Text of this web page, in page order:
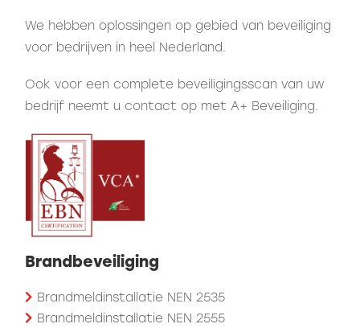
We hebben oplossingen op gebied van beveiliging
voor bedrijven in heel Nederland.
Ook voor een complete beveiligingsscan van uw
bedrijf neemt u contact op met A+ Beveiliging.
Brandbeveiliging
Brandmeldinstallatie NEN 2535
Brandmeldinstallatie NEN 2555